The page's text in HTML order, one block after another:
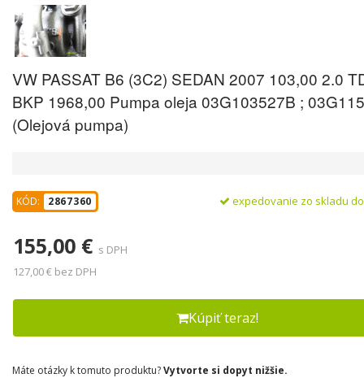
VW PASSAT B6 (3C2) SEDAN 2007 103,00 2.0
BKP 1968,00 Pumpa oleja 03G103527B ;
(Olejová pumpa)
KÓD: 2867360 expedovanie zo skladu
155,00 € s DPH
127,00 € bez DPH
Kúpiť teraz!
Máte otázky k tomuto produktu?Vytvorte si dopyt nižšie.